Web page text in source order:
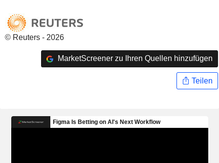
© Reuters - 2026
MarketScreener zu Ihren Quellen hinzufügen
Teilen